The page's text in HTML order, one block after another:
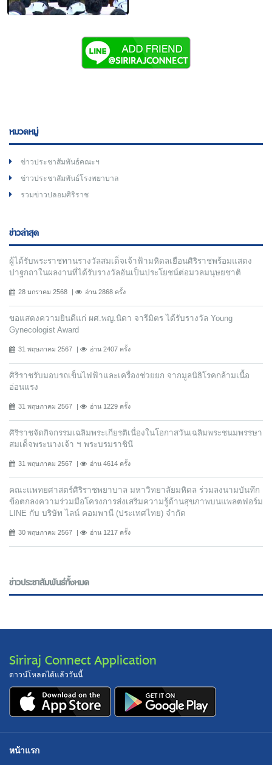
หมวดหมู่
ข่าวประชาสัมพันธ์คณะฯ
ข่าวประชาสัมพันธ์โรงพยาบาล
รวมข่าวปลอมศิริราช
ข่าวล่าสุด
ผู้ได้รับพระราชทานรางวัลสมเด็จเจ้าฟ้ามหิดลเยือนศิริราชพร้อมแสดง
ปาฐกถาในผลงานที่ได้รับรางวัลอันเป็นประโยชน์ต่อมวลมนุษยชาติ
28 มกราคม 2568 อ่าน 2868 ครั้ง
ขอแสดงความยินดีแก่ ผศ.พญ.นิดา จารีมิตร ได้รับรางวัล Young
Gynecologist Award
31 พฤษภาคม 2567 อ่าน 2407 ครั้ง
ศิริราชรับมอบรถเข็นไฟฟ้าและเครื่องช่วยยก จากมูลนิธิโรคกล้ามเนื้อ
อ่อนแรง
31 พฤษภาคม 2567 อ่าน 1229 ครั้ง
ศิริราชจัดกิจกรรมเฉลิมพระเกียรติเนื่องในโอกาสวันเฉลิมพระชนมพรรษา
สมเด็จพระนางเจ้า ฯ พระบรมราชินี
31 พฤษภาคม 2567 อ่าน 4614 ครั้ง
คณะแพทยศาสตร์ศิริราชพยาบาล มหาวิทยาลัยมหิดล ร่วมลงนามบันทึก
ข้อตกลงความร่วมมือโครงการส่งเสริมความรู้ด้านสุขภาพบนแพลตฟอร์ม
LINE กับ บริษัท ไลน์ คอมพานี (ประเทศไทย) จํากัด
30 พฤษภาคม 2567 อ่าน 1217 ครั้ง
ข่าวประชาสัมพันธ์ทั้งหมด
Siriraj Connect Application
ดาวน์โหลดได้แล้ววันนี้
หน้าแรก